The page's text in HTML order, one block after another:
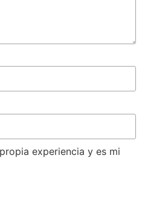
experiencia y es mi